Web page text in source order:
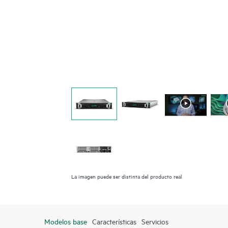
La imagen puede ser distinta del producto real
Modelos base Características Servicios